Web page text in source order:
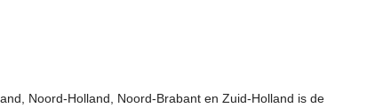
Noord-Holland, Noord-Brabant en Zuid-Holland is de